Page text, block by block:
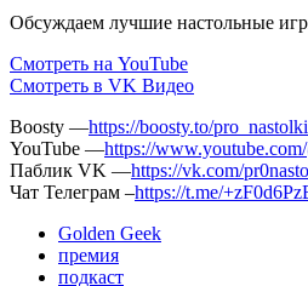
Обсуждаем лучшие настольные
Смотреть на YouTube
Смотреть в VK Видео
Boosty —https://boosty.to/
YouTube —https://
Паблик VK —https://vk.com/
Чат Телеграм –https://t.me/
Golden Geek
премия
подкаст